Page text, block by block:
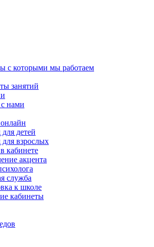
с которыми мы работаем
занятий
нами
детей
взрослых
кабинете
акцента
служба
к школе
кабинеты